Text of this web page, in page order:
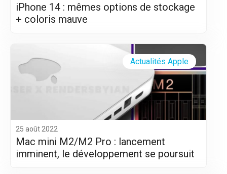
iPhone 14 : mêmes options de stockage
+ coloris mauve
25 août 2022
Mac mini M2/M2 Pro : lancement
imminent, le développement se poursuit
Actualités Apple